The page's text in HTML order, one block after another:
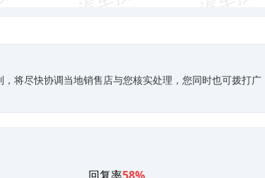
将尽快协调当地销售店与您核实处理，您同时也可拨打广